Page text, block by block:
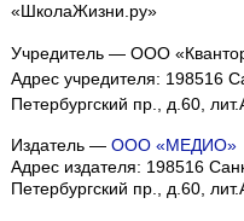
«ШколаЖизни.ру»
Учредитель — ООО
Адрес учредителя: 198516
Петербургский пр., д.60,
Издатель — ООО «МЕДИО»
Адрес издателя: 198516
Петербургский пр., д.60,